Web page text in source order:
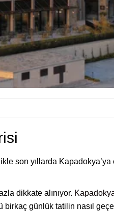
son yıllarda
dikkate alınıyor.
birkaç günlük tatilin nasıl